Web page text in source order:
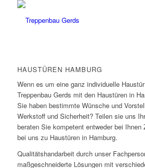
HAUSTÜREN HAMBURG
Wenn es um eine ganz individuelle
Treppenbau Gerds mit den Haustüren in
Sie haben bestimmte Wünsche und
Werkstoff und Sicherheit? Teilen sie uns
beraten Sie kompetent entweder bei Ihnen
bei uns zu Haustüren in Hamburg.
Qualitätshandarbeit durch unser
maßgeschneiderte Lösungen mit